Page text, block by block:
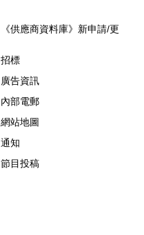
《供應商資料庫》新申請/更
招標
廣告資訊
內部電郵
網站地圖
通知
節目投稿